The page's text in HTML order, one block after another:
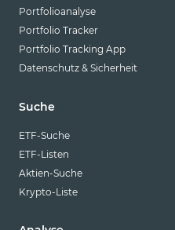
Portfolioanalyse
Portfolio Tracker
Portfolio Tracking App
Datenschutz & Sicherheit
Suche
ETF-Suche
ETF-Listen
Aktien-Suche
Krypto-Liste